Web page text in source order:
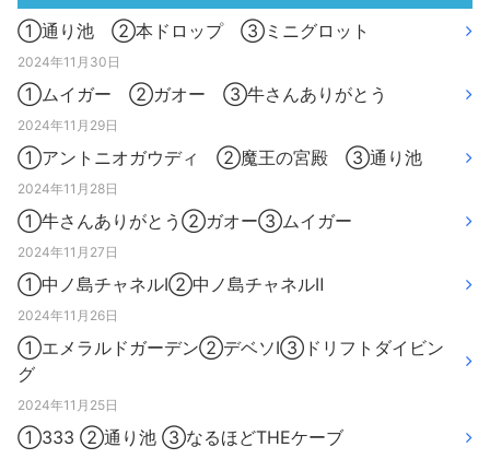
①通り池 ②本ドロップ ③ミニグロット
2024年11月30日
①ムイガー ②ガオー ③牛さんありがとう
2024年11月29日
①アントニオガウディ ②魔王の宮殿 ③通り池
2024年11月28日
①牛さんありがとう②ガオー③ムイガー
2024年11月27日
①中ノ島チャネルⅠ②中ノ島チャネルⅡ
2024年11月26日
①エメラルドガーデン②デベソⅠ③ドリフトダイビン
グ
2024年11月25日
①333 ②通り池 ③なるほどTHEケーブ